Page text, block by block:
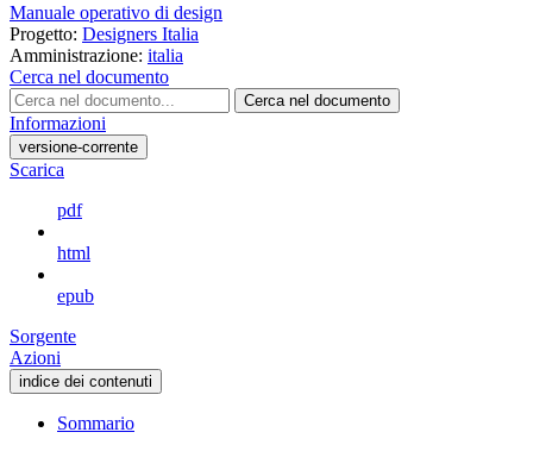
Manuale operativo di design
Progetto: Designers Italia
Amministrazione: italia
Cerca nel documento
Cerca nel documento
Informazioni
versione-corrente
Scarica
pdf
html
epub
Sorgente
Azioni
indice dei contenuti
Sommario